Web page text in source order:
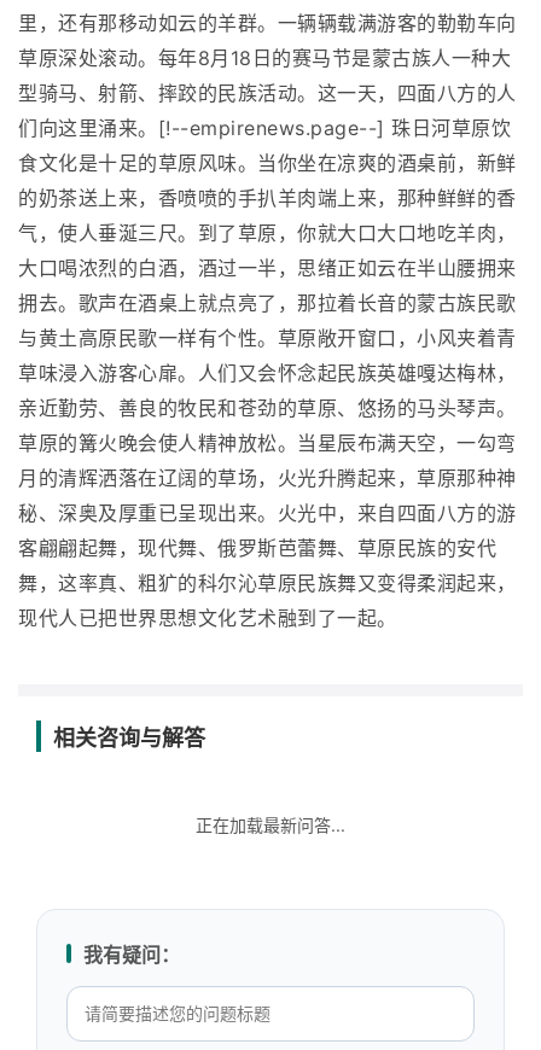
里，还有那移动如云的羊群。一辆辆载满游客的勒勒车向
草原深处滚动。每年8月18日的赛马节是蒙古族人一种大
型骑马、射箭、摔跤的民族活动。这一天，四面八方的人
们向这里涌来。[!--empirenews.page--] 珠日河草原饮
食文化是十足的草原风味。当你坐在凉爽的酒桌前，新鲜
的奶茶送上来，香喷喷的手扒羊肉端上来，那种鲜鲜的香
气，使人垂涎三尺。到了草原，你就大口大口地吃羊肉，
大口喝浓烈的白酒，酒过一半，思绪正如云在半山腰拥来
拥去。歌声在酒桌上就点亮了，那拉着长音的蒙古族民歌
与黄土高原民歌一样有个性。草原敞开窗口，小风夹着青
草味浸入游客心扉。人们又会怀念起民族英雄嘎达梅林，
亲近勤劳、善良的牧民和苍劲的草原、悠扬的马头琴声。
草原的篝火晚会使人精神放松。当星辰布满天空，一勾弯
月的清辉洒落在辽阔的草场，火光升腾起来，草原那种神
秘、深奥及厚重已呈现出来。火光中，来自四面八方的游
客翩翩起舞，现代舞、俄罗斯芭蕾舞、草原民族的安代
舞，这率真、粗犷的科尔沁草原民族舞又变得柔润起来，
现代人已把世界思想文化艺术融到了一起。
相关咨询与解答
正在加载最新问答...
我有疑问：